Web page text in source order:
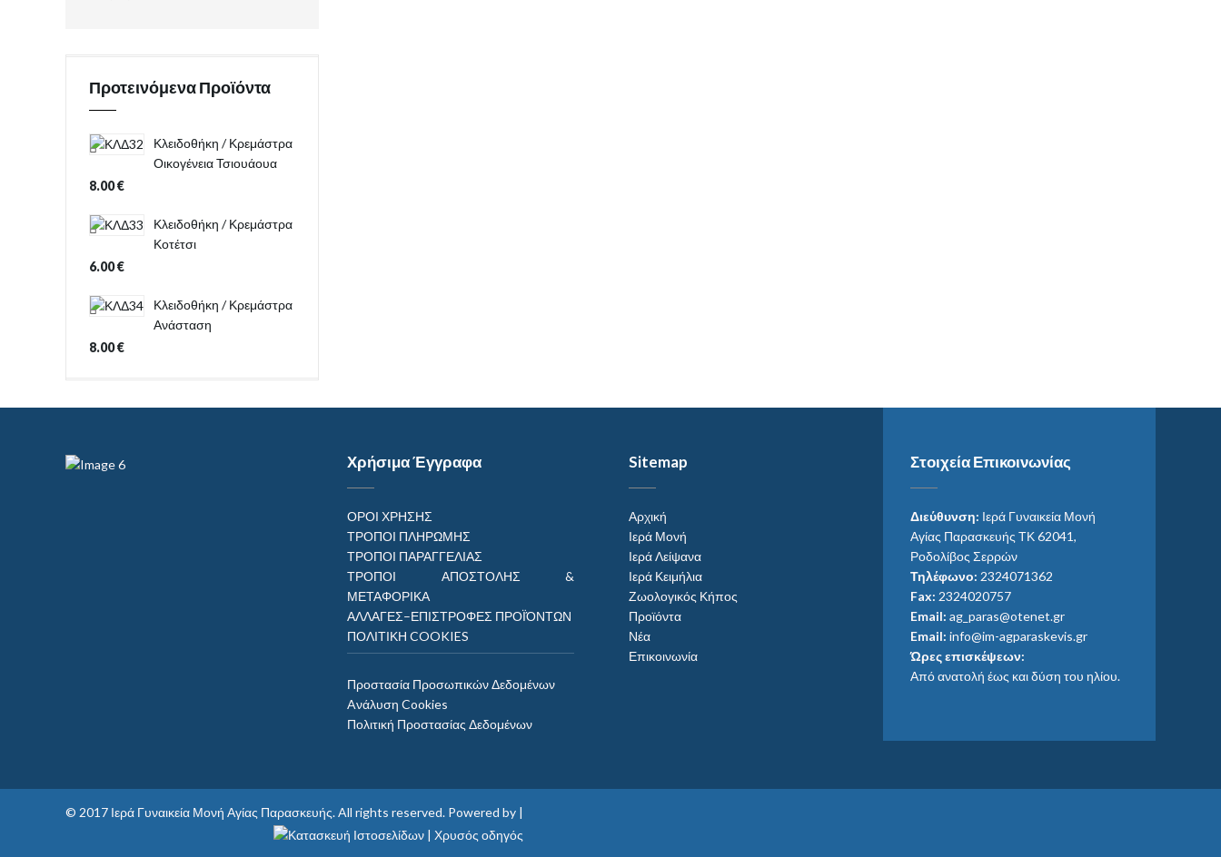
Προτεινόμενα Προϊόντα
Κλειδοθήκη / Κρεμάστρα
Οικογένεια Τσιουάουα
8.00€
Κλειδοθήκη / Κρεμάστρα
Κοτέτσι
6.00€
Κλειδοθήκη / Κρεμάστρα
Ανάσταση
8.00€
Χρήσιμα Έγγραφα
ΟΡΟΙ ΧΡΗΣΗΣ
ΤΡΟΠΟΙ ΠΛΗΡΩΜΗΣ
ΤΡΟΠΟΙ ΠΑΡΑΓΓΕΛΙΑΣ
ΤΡΟΠΟΙ ΑΠΟΣΤΟΛΗΣ &
ΜΕΤΑΦΟΡΙΚΑ
ΑΛΛΑΓΕΣ–ΕΠΙΣΤΡΟΦΕΣ ΠΡΟΪΌΝΤΩΝ
ΠΟΛΙΤΙΚΗ COOKIES
Προστασία Προσωπικών Δεδομένων
Aνάλυση Cookies
Πολιτική Προστασίας Δεδομένων
Sitemap
Αρχική
Ιερά Μονή
Ιερά Λείψανα
Ιερά Κειμήλια
Ζωολογικός Κήπος
Προϊόντα
Νέα
Επικοινωνία
Στοιχεία Επικοινωνίας
Διεύθυνση: Ιερά Γυναικεία Μονή
Αγίας Παρασκευής ΤΚ 62041,
Ροδολίβος Σερρών
Τηλέφωνο: 2324071362
Fax: 2324020757
Email: ag_paras@otenet.gr
Email: info@im-agparaskevis.gr
Ώρες επισκέψεων:
Από ανατολή έως και δύση του ηλίου.
© 2017 Ιερά Γυναικεία Μονή Αγίας Παρασκευής. All rights reserved. Powered by |